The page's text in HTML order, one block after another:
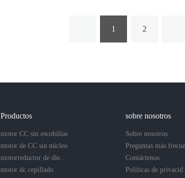
1 2
Productos
motor CC sin escobillas
motor de CC sin núcleo
motor dc cepillado
sobre nosotros
Sobre nosotros
Contáctenos